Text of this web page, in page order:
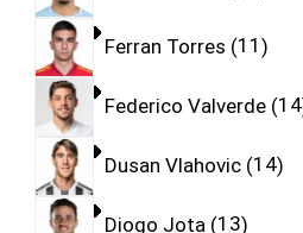
Ferran Torres 11
Federico Valverde 14
Dusan Vlahovic 14
Diogo Jota 13